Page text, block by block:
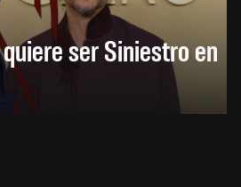
ser Siniestro en